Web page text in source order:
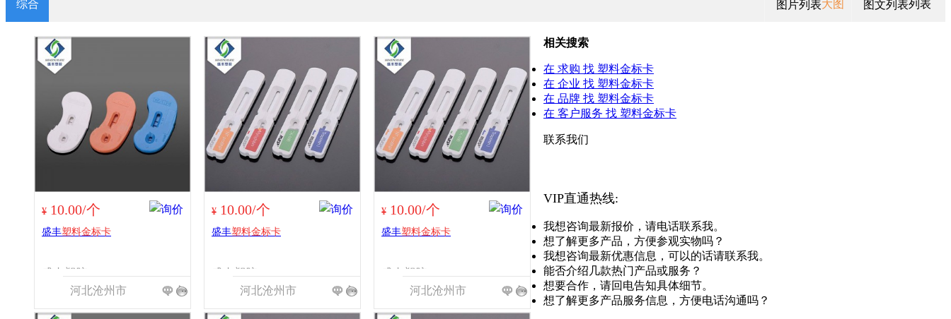
综合 大图 列表
¥ 10.00/个
盛丰塑料金标卡
盛丰塑胶
河北沧州市
¥ 10.00/个
盛丰塑料金标卡
盛丰塑胶
河北沧州市
¥ 10.00/个
盛丰塑料金标卡
盛丰塑胶
河北沧州市
相关搜索
在 求购 找 塑料金标卡
在 企业 找 塑料金标卡
在 品牌 找 塑料金标卡
在 客户服务 找 塑料金标卡
联系我们
VIP直通热线:
我想咨询最新报价，请电话联系我。
想了解更多产品，方便参观实物吗？
我想咨询最新优惠信息，可以的话请联系我。
能否介绍几款热门产品或服务？
想要合作，请回电告知具体细节。
想了解更多产品服务信息，方便电话沟通吗？